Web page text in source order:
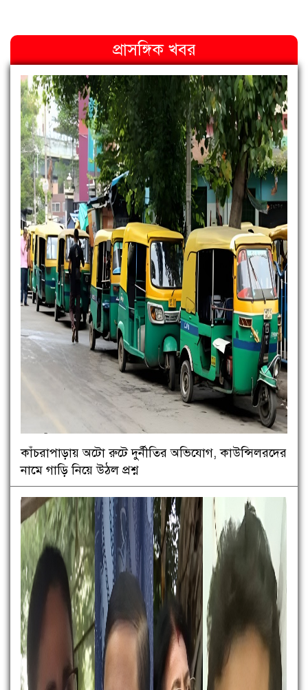
প্রাসঙ্গিক খবর
কাঁচরাপাড়ায় অটো রুটে দুর্নীতির অভিযোগ, কাউন্সিলরদের
নামে গাড়ি নিয়ে উঠল প্রশ্ন